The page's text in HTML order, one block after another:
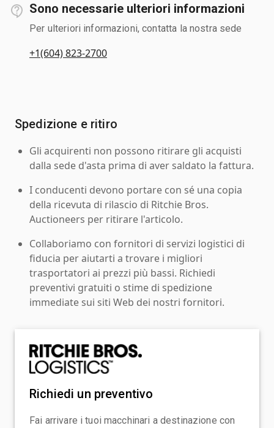
Sono necessarie ulteriori informazioni
Per ulteriori informazioni, contatta la nostra sede
+1(604) 823-2700
Spedizione e ritiro
Gli acquirenti non possono ritirare gli acquisti
dalla sede d'asta prima di aver saldato la fattura.
I conducenti devono portare con sé una copia
della ricevuta di rilascio di Ritchie Bros.
Auctioneers per ritirare l'articolo.
Collaboriamo con fornitori di servizi logistici di
fiducia per aiutarti a trovare i migliori
trasportatori ai prezzi più bassi. Richiedi
preventivi gratuiti o stime di spedizione
immediate sui siti Web dei nostri fornitori.
Richiedi un preventivo
Fai arrivare i tuoi macchinari a destinazione con